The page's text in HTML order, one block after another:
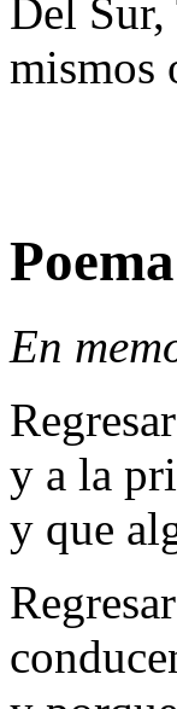
Del Sur,
mismos
En
y a la
y que